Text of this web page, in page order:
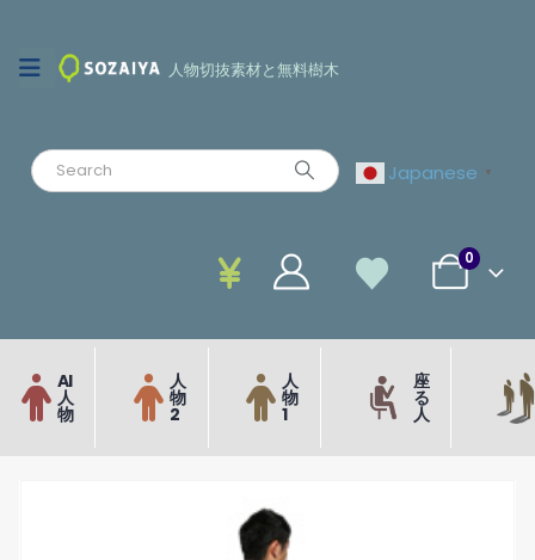
人物切抜素材と無料樹木
Japanese ▼
0
AI
人
物
人
物
2
人
物
1
座
る
人